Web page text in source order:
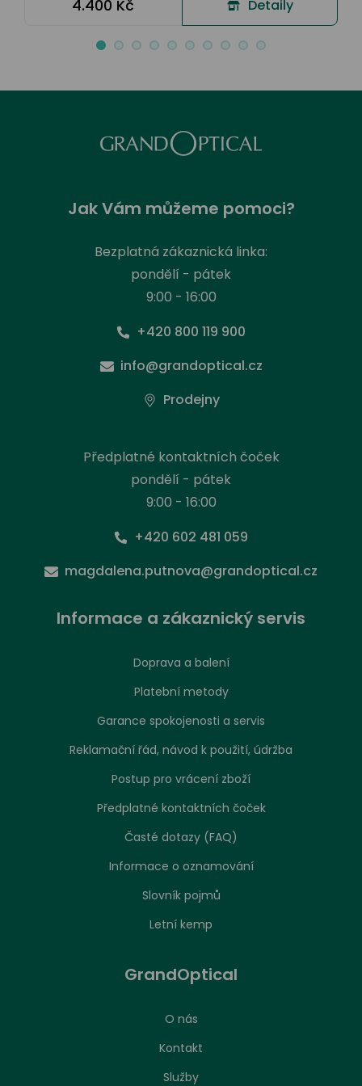
4.400 Kč Detaily
Jak Vám můžeme pomoci?
Bezplatná zákaznická linka:
pondělí - pátek
9:00 - 16:00
+420 800 119 900
info@grandoptical.cz
Prodejny
Předplatné kontaktních čoček
pondělí - pátek
9:00 - 16:00
+420 602 481 059
magdalena.putnova@grandoptical.cz
Informace a zákaznický servis
Doprava a balení
Platební metody
Garance spokojenosti a servis
Reklamační řád, návod k použití, údržba
Postup pro vrácení zboží
Předplatné kontaktních čoček
Časté dotazy (FAQ)
Informace o oznamování
Slovník pojmů
Letní kemp
GrandOptical
O nás
Kontakt
Služby